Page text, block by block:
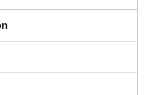
(se abre en una nueva ventana)